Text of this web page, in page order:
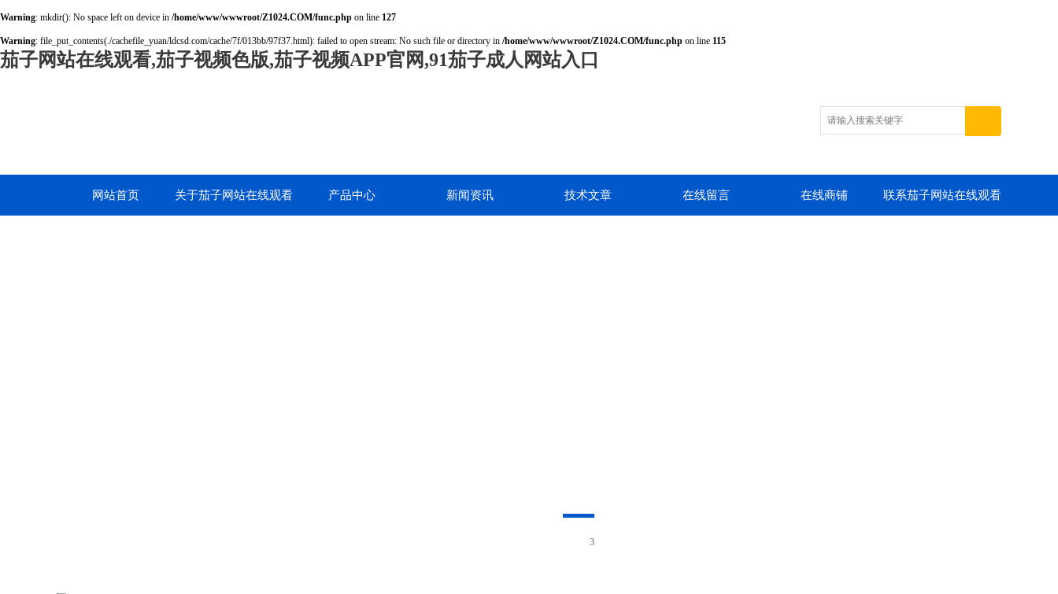
Warning: mkdir(): No space left on device in /home/www/wwwroot/Z1024.COM/func.php on line 127
Warning: file_put_contents(./cachefile_yuan/ldcsd.com/cache/7f/013bb/97f37.html): failed to open stream: No such file or directory in /home/www/wwwroot/Z1024.COM/func.php on line 115
茄子网站在线观看,茄子视频色版,茄子视频APP官网,91茄子成人网站入口
网站首页 关于茄子网站在线观看 产品中心 新闻资讯 技术文章 在线留言 在线商铺 联系茄子网站在线观看
3